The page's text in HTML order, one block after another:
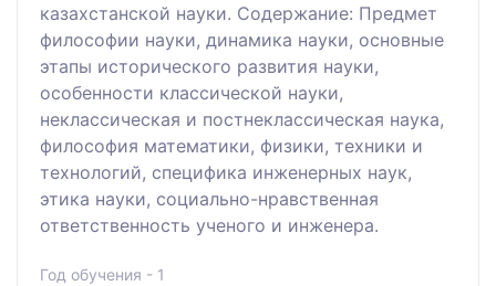
казахстанской науки. Содержание: Предмет
философии науки, динамика науки, основные
этапы исторического развития науки,
особенности классической науки,
неклассическая и постнеклассическая наука,
философия математики, физики, техники и
технологий, специфика инженерных наук,
этика науки, социально-нравственная
ответственность ученого и инженера.
Год обучения - 1